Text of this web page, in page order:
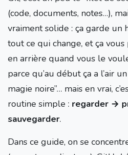
(code, documents, notes…),
vraiment solide : ça garde un
tout ce qui change, et ça
en arrière quand vous le
parce qu’au début ça a l’air
magie noire”… mais en vrai,
routine simple : regarder →
sauvegarder.
Dans ce guide, on se